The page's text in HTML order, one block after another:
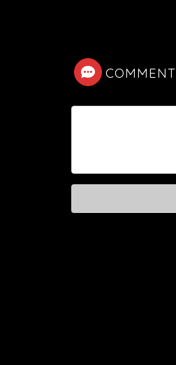
COMMENT